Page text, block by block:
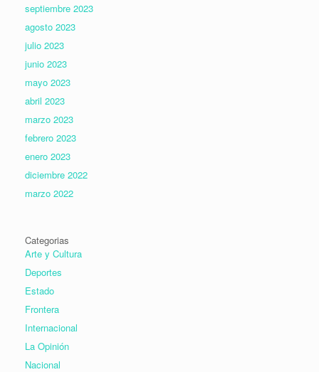
septiembre 2023
agosto 2023
julio 2023
junio 2023
mayo 2023
abril 2023
marzo 2023
febrero 2023
enero 2023
diciembre 2022
marzo 2022
Categorias
Arte y Cultura
Deportes
Estado
Frontera
Internacional
La Opinión
Nacional